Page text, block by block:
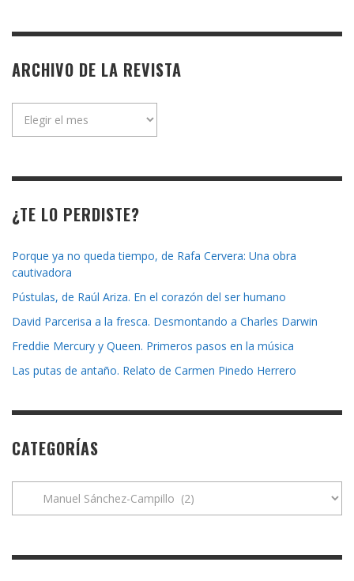
ARCHIVO DE LA REVISTA
¿TE LO PERDISTE?
Porque ya no queda tiempo, de Rafa Cervera: Una obra
cautivadora
Pústulas, de Raúl Ariza. En el corazón del ser humano
David Parcerisa a la fresca. Desmontando a Charles Darwin
Freddie Mercury y Queen. Primeros pasos en la música
Las putas de antaño. Relato de Carmen Pinedo Herrero
CATEGORÍAS